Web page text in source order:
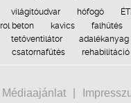
világítóudvar hófogó
beton kavics falhűtés
tetőventilátor adalékanyag
csatornafűtés rehabilitáció
Médiaajánlat